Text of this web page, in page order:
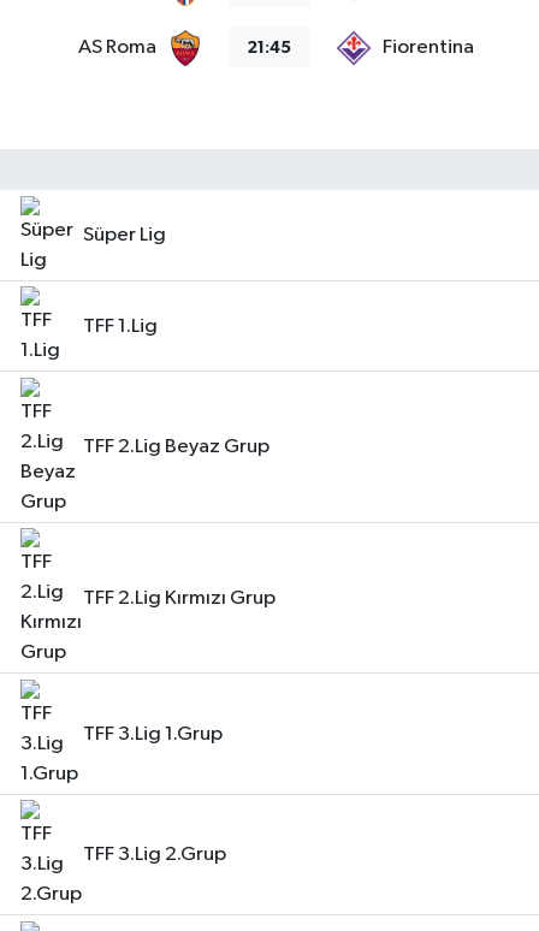
AS Roma 21:45 Fiorentina
Süper Lig
TFF 1.Lig
TFF 2.Lig Beyaz Grup
TFF 2.Lig Kırmızı Grup
TFF 3.Lig 1.Grup
TFF 3.Lig 2.Grup